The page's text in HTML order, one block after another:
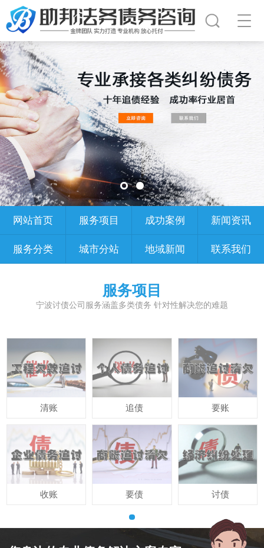
网站首页 服务项目 成功案例 新闻资讯
服务分类 城市分站 地域新闻 联系我们
服务项目
宁波讨债公司服务涵盖多类债务 针对性解决您的难题
清账
收账
追债
要债
要账
讨债